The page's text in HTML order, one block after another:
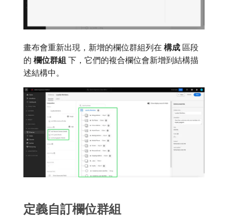
畫布會重新出現，新增的欄位群組列在​ 構成 ​區段
的​ 欄位群組 ​下，它們的複合欄位會新增到結構描
述結構中。
定義自訂欄位群組